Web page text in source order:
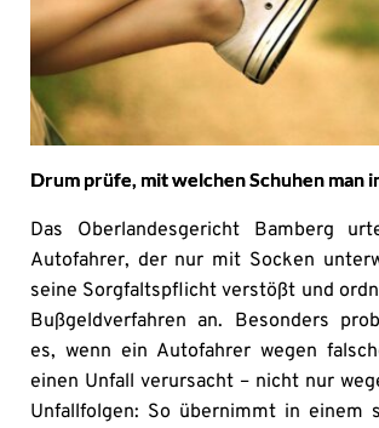
Drum prüfe, mit welchen Schuhen man
Das Oberlandesgericht Bamberg
Autofahrer, der nur mit Socken
seine Sorgfaltspflicht verstößt und
Bußgeldverfahren an. Besonders
es, wenn ein Autofahrer wegen
einen Unfall verursacht – nicht nur
Unfallfolgen: So übernimmt in einem